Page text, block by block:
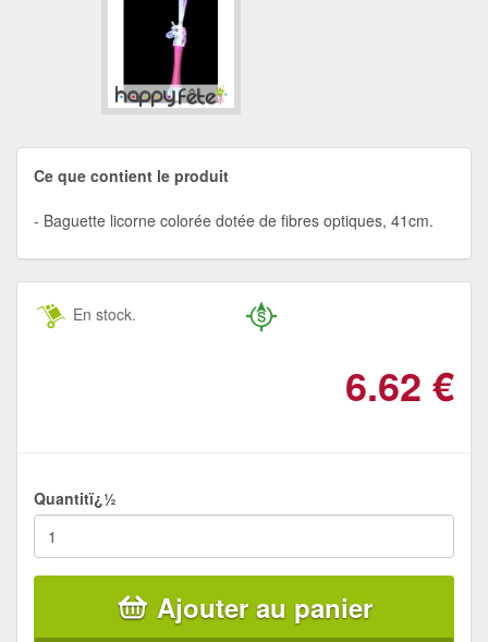
Ce que contient le produit
Baguette licorne colorée dotée de fibres optiques, 41cm.
En stock.
6.62 €
Quantitï¿½
Ajouter au panier